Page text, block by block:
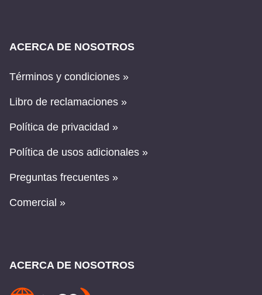
ACERCA DE NOSOTROS
Términos y condiciones »
Libro de reclamaciones »
Política de privacidad »
Política de usos adicionales »
Preguntas frecuentes »
Comercial »
ACERCA DE NOSOTROS